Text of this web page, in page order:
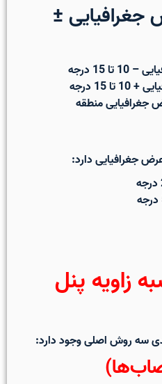
جغرافیایی ±
15 درجه
15 درجه
جغرافیایی منطقه
زاویه پنل
سه روش اصلی وجود دارد: